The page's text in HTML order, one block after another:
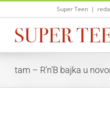
Skip
Super Teen |
tam – R’n’B bajka u